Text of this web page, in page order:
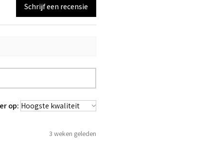
Schrijf een recensie
op:
3 weken geleden